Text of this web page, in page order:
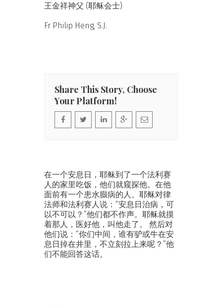
王金祥神父 (耶稣会士)
Fr Philip Heng, S.J.
Share This Story, Choose
Your Platform!
在一个安息日，耶稣到了一个法利赛
人的家里吃饭，他们就窥探他。在他
面前有一个患水臌病的人。耶稣对律
法师和法利赛人说：“安息日治病，可
以不可以？”他们都不作声。耶稣就摸
着那人，医好他，叫他走了。 然后对
他们说：“你们中间，谁有驴或牛在安
息日掉在井里，不立刻拉上来呢？”他
们不能回答这话。